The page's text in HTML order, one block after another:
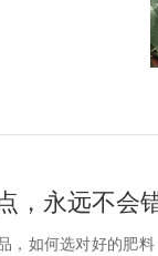
，永远不会
，如何选对好的肥